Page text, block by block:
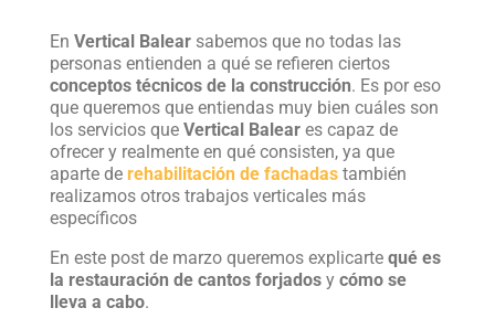
En Vertical Balearsabemos que no todas las
personas entienden a qué se refieren ciertos
conceptos técnicos de la construcción. Es por eso
que queremos que entiendas muy bien cuáles son
los servicios que Vertical Baleares capaz de
ofrecer y realmente en qué consisten, ya que
aparte de rehabilitación de fachadastambién
realizamos otros trabajos verticales más
específicos
En este post de marzo queremos explicarte qué es
la restauración de cantos forjados y cómo se
lleva a cabo.